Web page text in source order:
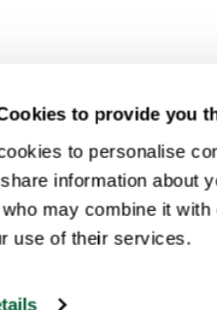
to provide you
to personalise
information about
may combine it with
use of their services.